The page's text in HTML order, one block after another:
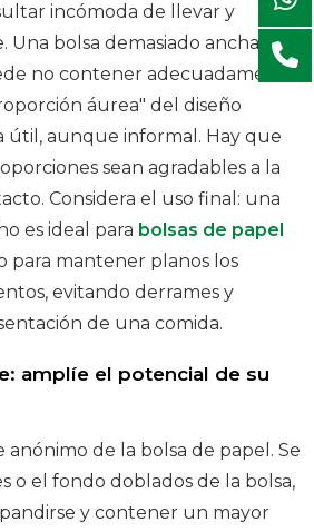
incómoda de llevar y
Una bolsa demasiado ancha y
no contener adecuadamente
áurea" del diseño
útil, aunque informal. Hay que
sean agradables a la
Considera el uso final: una
es ideal para bolsas de papel
para mantener planos los
evitando derrames y
de una comida.
amplíe el potencial de su
anónimo de la bolsa de papel. Se
o el fondo doblados de la bolsa,
y contener un mayor